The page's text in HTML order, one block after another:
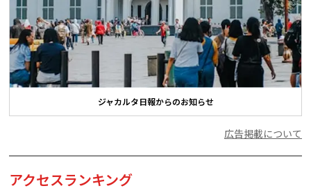
ジャカルタ日報からのお知らせ
広告掲載について
アクセスランキング